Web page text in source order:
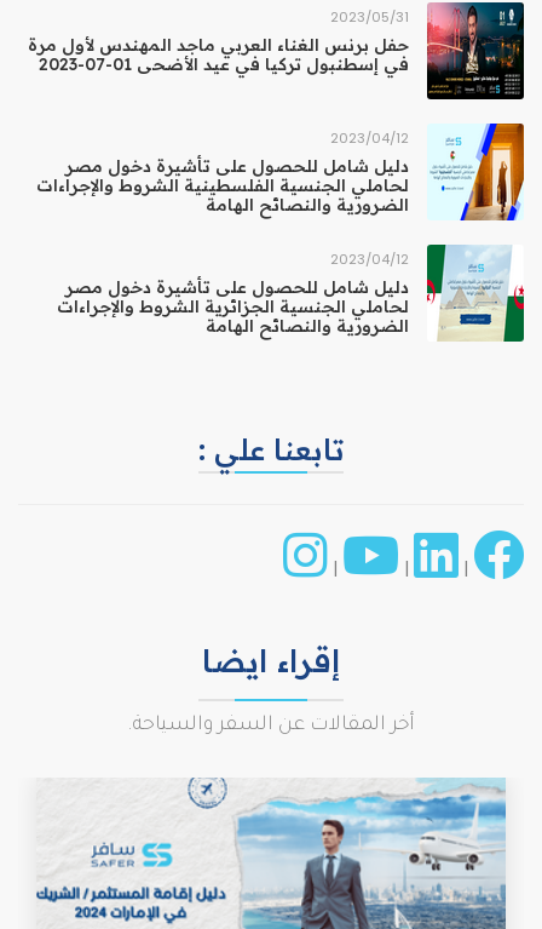
31‏/05‏/2023
حفل برنس الغناء العربي ماجد المهندس لأول مرة
في إسطنبول تركيا في عيد الأضحى 01-07-2023
12‏/04‏/2023
دليل شامل للحصول على تأشيرة دخول مصر
لحاملي الجنسية الفلسطينية الشروط والإجراءات
الضرورية والنصائح الهامة
12‏/04‏/2023
دليل شامل للحصول على تأشيرة دخول مصر
لحاملي الجنسية الجزائرية الشروط والإجراءات
الضرورية والنصائح الهامة
تابعنا علي :
|
|
|
إقراء ايضا
أخر المقالات عن السفر والسياحة.